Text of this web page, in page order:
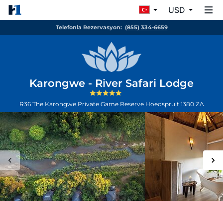
USD
Telefonla Rezervasyon: (855) 334-6659
Karongwe - River Safari Lodge
R36 The Karongwe Private Game Reserve Hoedspruit 1380 ZA